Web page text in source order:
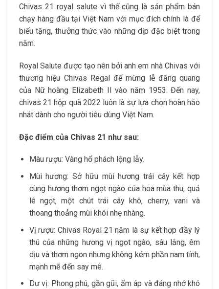
Chivas 21 royal salute vì thế cũng là sản phẩm bán
chạy hàng đầu tại Việt Nam với mục đích chính là để
biếu tặng, thưởng thức vào những dịp đặc biệt trong
năm.
Royal Salute được tạo nên bởi anh em nhà Chivas với
thương hiệu Chivas Regal để mừng lễ đăng quang
của Nữ hoàng Elizabeth II vào năm 1953. Đến nay,
chivas 21 hộp quà 2022 luôn là sự lựa chọn hoàn hảo
nhát dành cho người tiêu dùng Việt Nam.
Đặc điểm của Chivas 21 như sau:
Màu rượu: Vàng hổ phách lộng lẫy.
Mùi hương: Sở hữu mùi hương trái cây kết hợp
cùng hương thơm ngọt ngào của hoa mùa thu, quả
lê ngọt, một chút trái cây khô, cherry, vani và
thoang thoảng mùi khói nhẹ nhàng.
Vị rượu: Chivas Royal 21 năm là sự kết hợp đầy lý
thú của những hương vị ngọt ngào, sâu lắng, êm
dịu và thơm ngon nhưng không kém phần nam tính,
mạnh mẽ đến say mê.
Dư vị: Phong phú, gần gũi, ấm áp và đáng nhớ khó